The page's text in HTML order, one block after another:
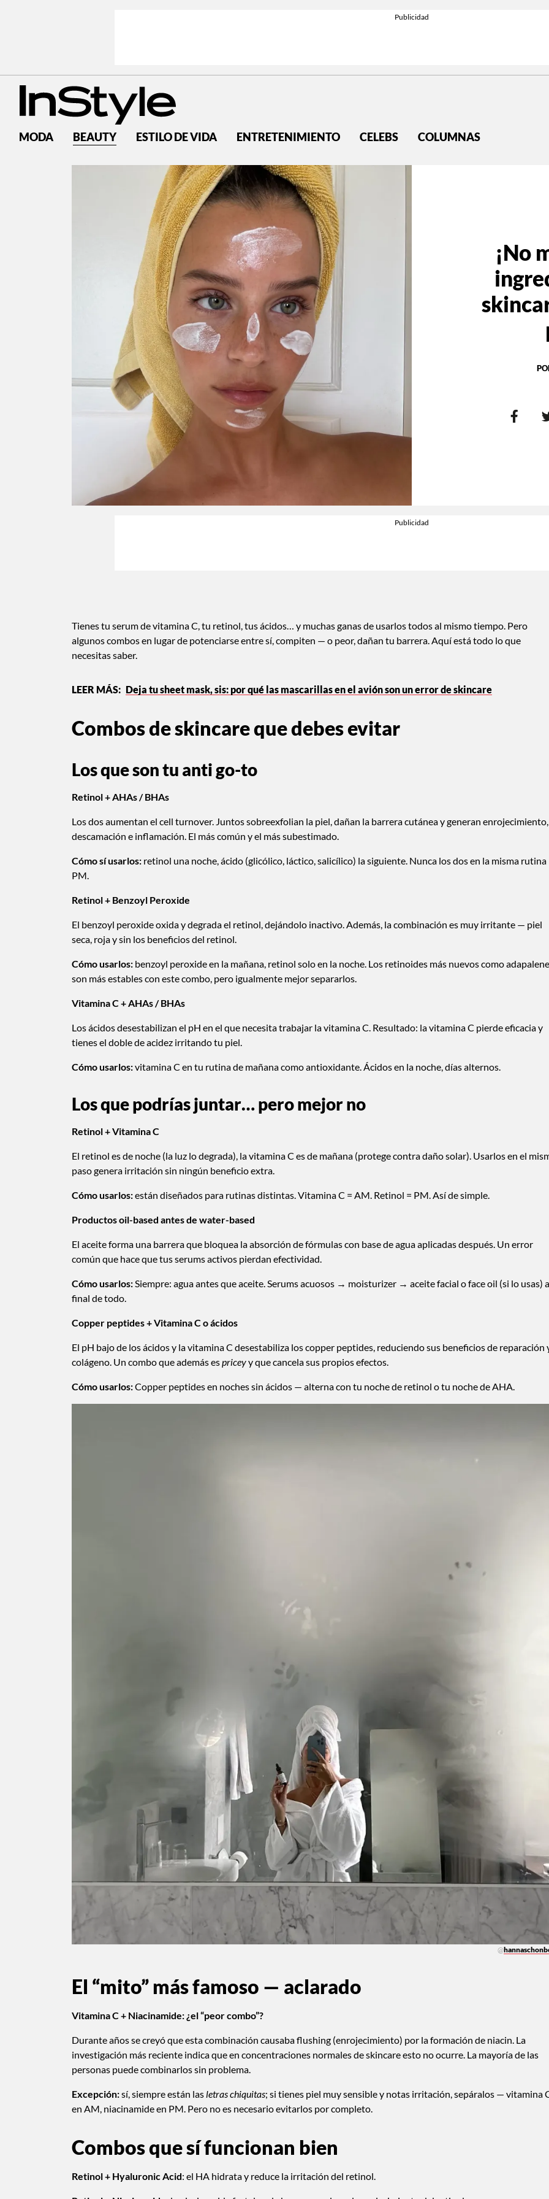
MODA BEAUTY ESTILO DE VIDA ENTRETENIMIENTO CELEBS COLUMNAS
¡No
Tienes tu serum de vitamina C, tu retinol, tus ácidos… y muchas ganas de usarlos todos al mismo tiempo. Pero
algunos combos en lugar de potenciarse entre sí, compiten — o peor, dañan tu barrera. Aquí está todo lo que
necesitas saber.
Deja tu sheet mask, sis: por qué las mascarillas en el avión son un error de skincare
Combos de skincare que debes evitar
Los que son tu anti go-to
Retinol + AHAs / BHAs
Los dos aumentan el cell turnover. Juntos sobreexfolian la piel, dañan la barrera cutánea y generan enrojecimiento,
descamación e inflamación. El más común y el más subestimado.
Cómo sí usarlos: retinol una noche, ácido (glicólico, láctico, salicílico) la siguiente. Nunca los dos en la misma rutina
PM.
Retinol + Benzoyl Peroxide
El benzoyl peroxide oxida y degrada el retinol, dejándolo inactivo. Además, la combinación es muy irritante — piel
seca, roja y sin los beneficios del retinol.
Cómo usarlos: benzoyl peroxide en la mañana, retinol solo en la noche. Los retinoides más nuevos como adapalene
son más estables con este combo, pero igualmente mejor separarlos.
Vitamina C + AHAs / BHAs
Los ácidos desestabilizan el pH en el que necesita trabajar la vitamina C. Resultado: la vitamina C pierde eficacia y
tienes el doble de acidez irritando tu piel.
Cómo usarlos:vitamina C en tu rutina de mañana como antioxidante. Ácidos en la noche, días alternos.
Los que podrías juntar… pero mejor no
Retinol + Vitamina C
El retinol es de noche (la luz lo degrada), la vitamina C es de mañana (protege contra daño solar). Usarlos en el
paso genera irritación sin ningún beneficio extra.
Cómo usarlos:están diseñados para rutinas distintas. Vitamina C = AM. Retinol = PM. Así de simple.
Productos oil-based antes de water-based
El aceite forma una barrera que bloquea la absorción de fórmulas con base de agua aplicadas después. Un error
común que hace que tus serums activos pierdan efectividad.
Cómo usarlos: Siempre: agua antes que aceite. Serums acuosos → moisturizer → aceite facial o face oil (si lo usas)
final de todo.
Copper peptides + Vitamina C o ácidos
El pH bajo de los ácidos y la vitamina C desestabiliza los copper peptides, reduciendo sus beneficios de reparación
colágeno. Un combo que además espriceyy que cancela sus propios efectos.
Cómo usarlos:Copper peptides en noches sin ácidos — alterna con tu noche de retinol o tu noche de AHA.
@
El “mito” más famoso — aclarado
Vitamina C + Niacinamide: ¿el “peor combo”?
Durante años se creyó que esta combinación causaba flushing (enrojecimiento) por la formación de niacin. La
investigación más reciente indica que en concentraciones normales de skincare esto no ocurre. La mayoría de las
personas puede combinarlos sin problema.
Excepción:sí, siempre están las letras chiquitas; si tienes piel muy sensible y notas irritación, sepáralos — vitamina
en AM, niacinamide en PM. Pero no es necesario evitarlos por completo.
Combos que sí funcionan bien
Retinol + Hyaluronic Acid: el HA hidrata y reduce la irritación del retinol.